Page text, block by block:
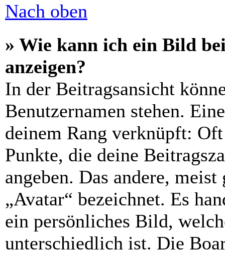
Nach oben
» Wie kann ich ein Bild
anzeigen?
In der Beitragsansicht
Benutzernamen stehen.
deinem Rang verknüpft:
Punkte, die deine
angeben. Das andere,
„Avatar“ bezeichnet. Es
ein persönliches Bild,
unterschiedlich ist. Die